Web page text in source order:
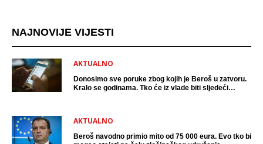
NAJNOVIJE VIJESTI
AKTUALNO
Donosimo sve poruke zbog kojih je Beroš u zatvoru.
Kralo se godinama. Tko će iz vlade biti sljedeći
AKTUALNO
Beroš navodno primio mito od 75 000 eura. Evo tko bi